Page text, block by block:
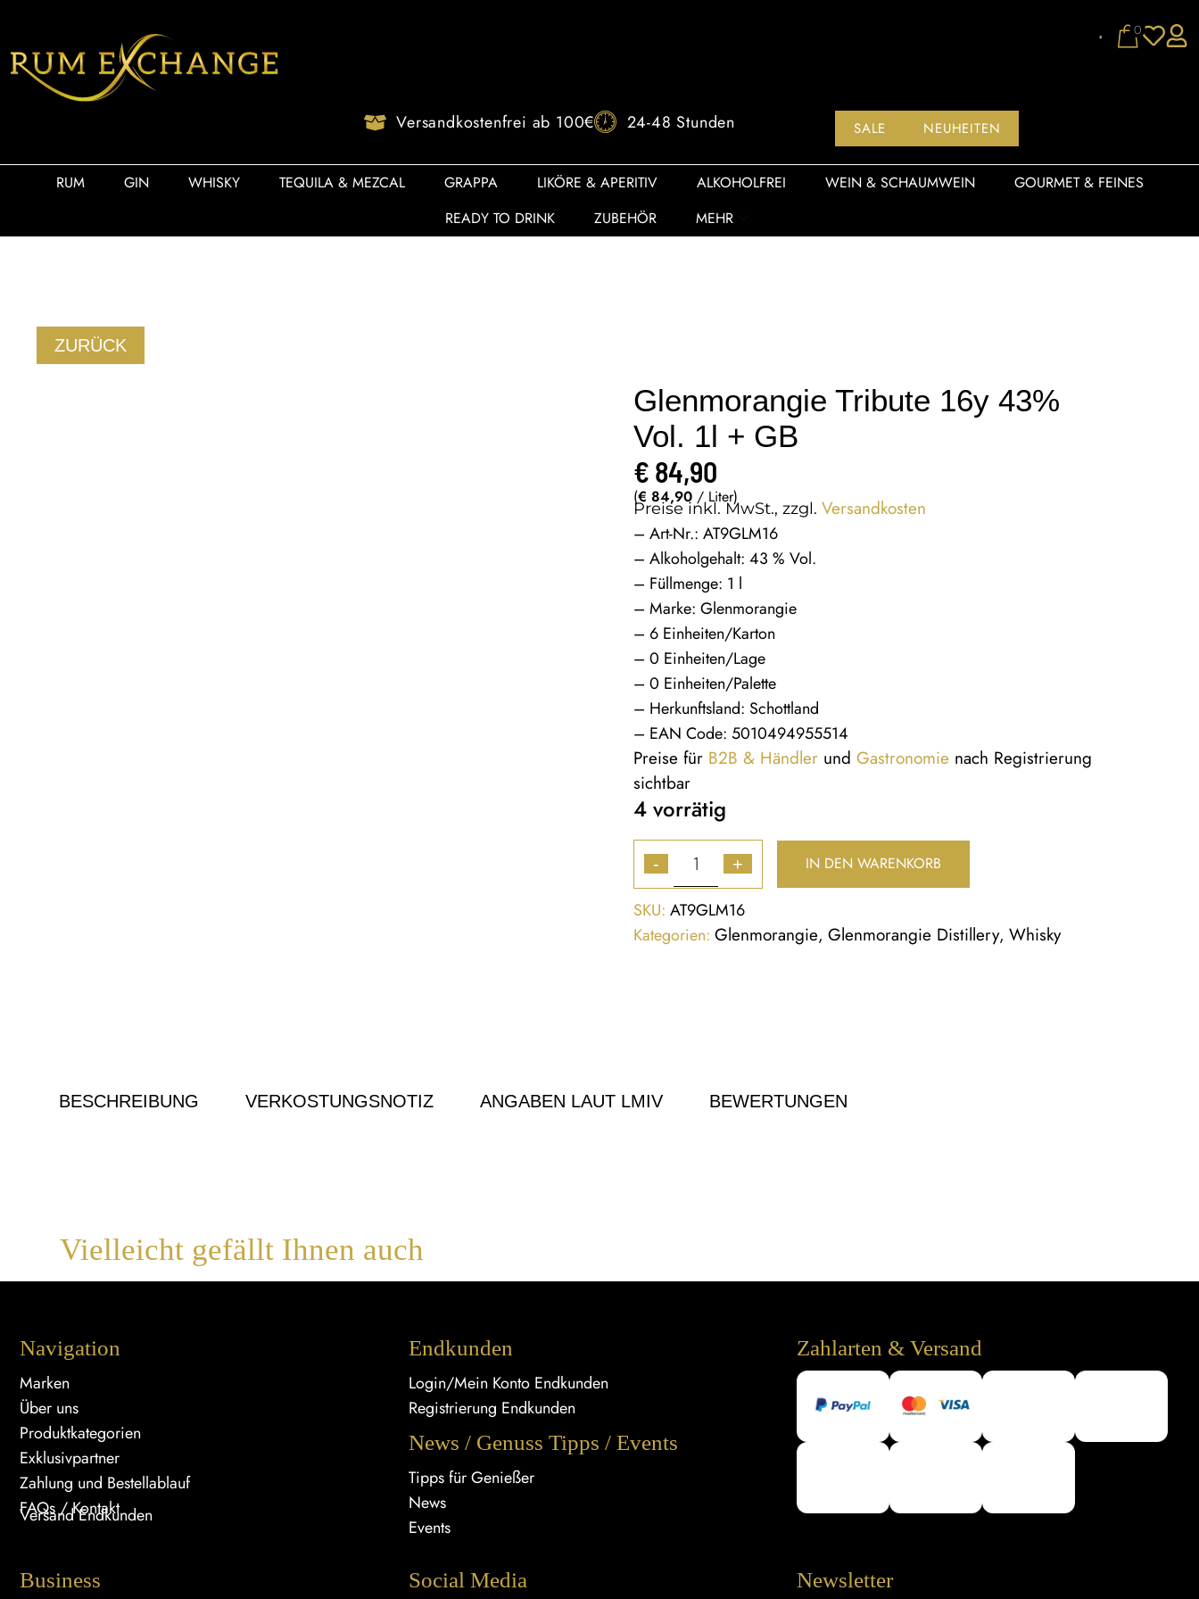
0
Versandkostenfrei ab 100€ 24-48 Stunden SALE NEUHEITEN
RUM GIN WHISKY TEQUILA & MEZCAL GRAPPA LIKÖRE & APERITIV ALKOHOLFREI WEIN & SCHAUMWEIN
GOURMET & FEINES
READY TO DRINK
ZUBEHÖR MEHR
Glenmorangie Tribute 16y 43%
Vol. 1l + GB
€ 84,90
(€ 84,90 / Liter)
Preise inkl. MwSt., zzgl.Versandkosten
– Art-Nr.: AT9GLM16
– Alkoholgehalt: 43 % Vol.
– Füllmenge: 1 l
– Marke: Glenmorangie
– 6 Einheiten/Karton
– 0 Einheiten/Lage
– 0 Einheiten/Palette
– Herkunftsland: Schottland
– EAN Code: 5010494955514
Preise für B2B & Händler undGastronomie nach Registrierung
sichtbar
4 vorrätig
- + IN DEN WARENKORB
SKU: AT9GLM16
Kategorien: Glenmorangie,Glenmorangie Distillery,Whisky
BESCHREIBUNG VERKOSTUNGSNOTIZ ANGABEN LAUT LMIV BEWERTUNGEN
Vielleicht gefällt Ihnen auch
Navigation
Marken
Über uns
Produktkategorien
Exklusivpartner
Zahlung und Bestellablauf
FAQs / Kontakt
Versand Endkunden
Endkunden
Login/Mein Konto Endkunden
Registrierung Endkunden
News / Genuss Tipps / Events
Tipps für Genießer
News
Events
Zahlarten & Versand
Business Social Media Newsletter